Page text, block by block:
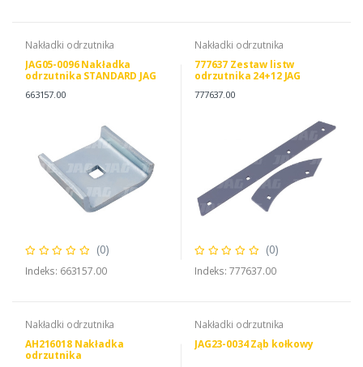
Nakładki odrzutnika
JAG05-0096 Nakładka
odrzutnika STANDARD JAG
663157.00
(0)
Indeks: 663157.00
Nakładki odrzutnika
777637 Zestaw listw
odrzutnika 24+12 JAG
777637.00
(0)
Indeks: 777637.00
Nakładki odrzutnika
AH216018 Nakładka
odrzutnika
Nakładki odrzutnika
JAG23-0034 Ząb kołkowy